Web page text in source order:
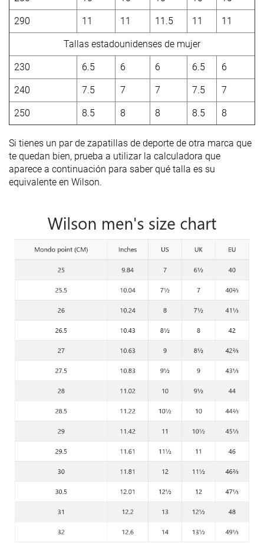
290 11 11 11.5 11 11
Tallas estadounidenses de mujer
230 6.5 6 6 6.5 6
240 7.5 7 7 7.5 7
250 8.5 8 8 8.5 8
Si tienes un par de zapatillas de deporte de otra marca que
te quedan bien, prueba a utilizar la calculadora que
aparece a continuación para saber qué talla es su
equivalente en Wilson.